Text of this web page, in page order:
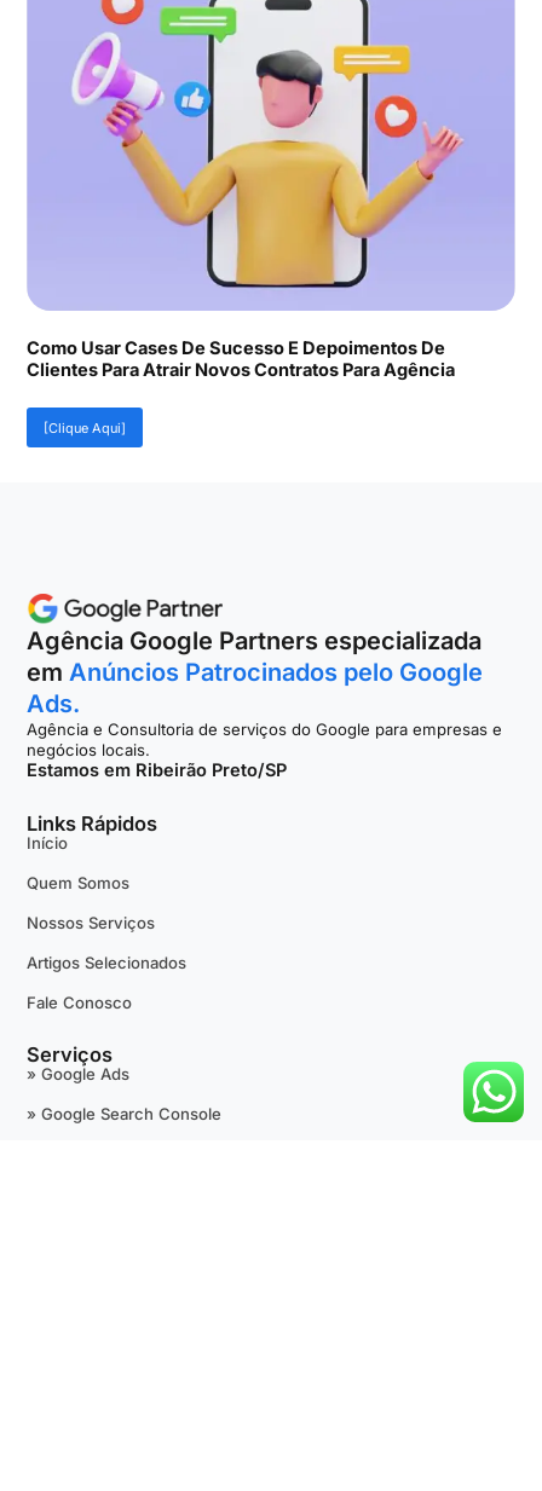
Como Usar Cases De Sucesso E Depoimentos De
Clientes Para Atrair Novos Contratos Para Agência
[Clique Aqui]
Agência Google Partners especializada
emAnúncios Patrocinados pelo Google
Ads.
Agência e Consultoria de serviços do Google para empresas e
negócios locais.
Estamos em Ribeirão Preto/SP
Links Rápidos
Início
Quem Somos
Nossos Serviços
Artigos Selecionados
Fale Conosco
Serviços
» Google Ads
» Google Search Console